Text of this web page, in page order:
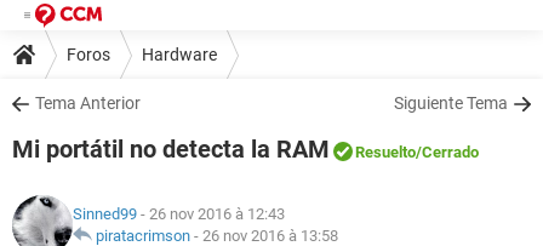
Foros Hardware
Tema Anterior Siguiente Tema
Mi portátil no detecta la RAM Resuelto/Cerrado
Sinned99 - 26 nov 2016 à 12:43
piratacrimson - 26 nov 2016 à 13:58